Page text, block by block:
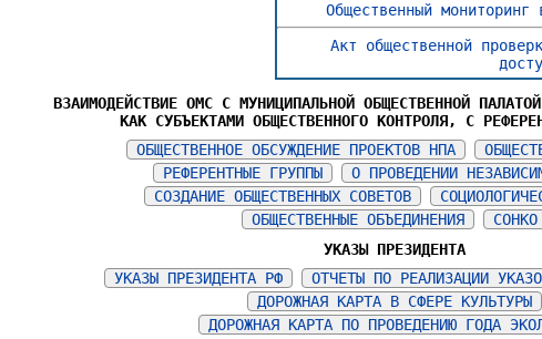
Общественный
Акт общественной
ВЗАИМОДЕЙСТВИЕ ОМС С МУНИЦИПАЛЬНОЙ ОБЩЕСТВЕННОЙ
КАК СУБЪЕКТАМИ ОБЩЕСТВЕННОГО КОНТРОЛЯ, С
ОБЩЕСТВЕННОЕ ОБСУЖДЕНИЕ ПРОЕКТОВ НПА
РЕФЕРЕНТНЫЕ ГРУППЫ
О ПРОВЕДЕНИИ
СОЗДАНИЕ ОБЩЕСТВЕННЫХ СОВЕТОВ
ОБЩЕСТВЕННЫЕ ОБЪЕДИНЕНИЯ
СОНКО
УКАЗЫ ПРЕЗИДЕНТА
УКАЗЫ ПРЕЗИДЕНТА РФ
ОТЧЕТЫ ПО РЕАЛИЗАЦИИ
ДОРОЖНАЯ КАРТА В СФЕРЕ КУЛЬТУРЫ
ДОРОЖНАЯ КАРТА ПО ПРОВЕДЕНИЮ ГОДА